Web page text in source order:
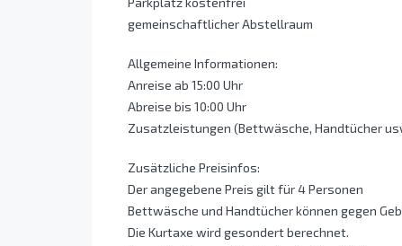
gemeinschaftlicher Abstellraum
Allgemeine Informationen:
Anreise ab 15:00 Uhr
Abreise bis 10:00 Uhr
Zusatzleistungen (Bettwäsche, Handtücher
Zusätzliche Preisinfos:
Der angegebene Preis gilt für 4 Personen
Bettwäsche und Handtücher können gegen
Die Kurtaxe wird gesondert berechnet.